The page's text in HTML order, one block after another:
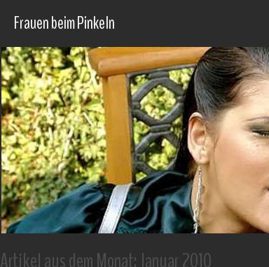
Frauen beim Pinkeln
Artikel aus dem Monat:Januar 2010